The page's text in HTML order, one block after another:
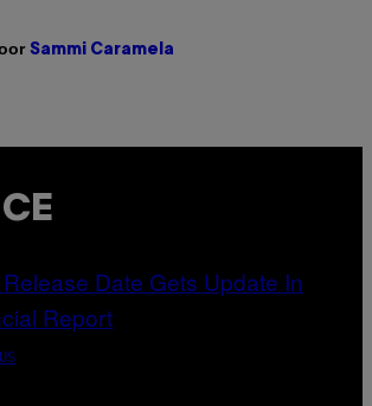
Sammi Caramela